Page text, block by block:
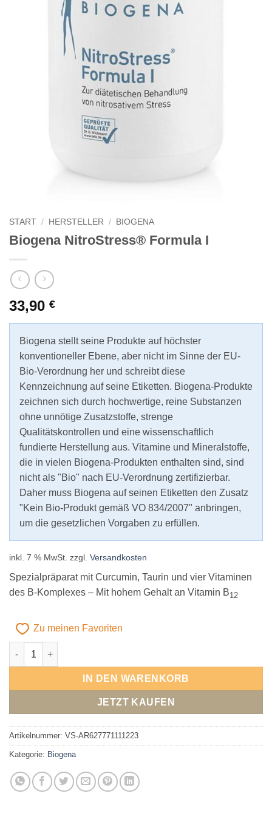
START / HERSTELLER / BIOGENA
Biogena NitroStress® Formula I
33,90 €
Biogena stellt seine Produkte auf höchster
konventioneller Ebene, aber nicht im Sinne der EU-
Bio-Verordnung her und schreibt diese
Kennzeichnung auf seine Etiketten. Biogena-Produkte
zeichnen sich durch hochwertige, reine Substanzen
ohne unnötige Zusatzstoffe, strenge
Qualitätskontrollen und eine wissenschaftlich
fundierte Herstellung aus. Vitamine und Mineralstoffe,
die in vielen Biogena-Produkten enthalten sind, sind
nicht als "Bio" nach EU-Verordnung zertifizierbar.
Daher muss Biogena auf seinen Etiketten den Zusatz
"Kein Bio-Produkt gemäß VO 834/2007" anbringen,
um die gesetzlichen Vorgaben zu erfüllen.
inkl. 7 % MwSt. zzgl. Versandkosten
Spezialpräparat mit Curcumin, Taurin und vier Vitaminen
des B-Komplexes – Mit hohem Gehalt an Vitamin B12
Zu meinen Favoriten
Biogena NitroStress® Formula I Menge
IN DEN WARENKORB
JETZT KAUFEN
Alternative:
Artikelnummer: VS-AR627771111223
Kategorie: Biogena